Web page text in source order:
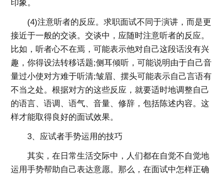
印象。
(4)注意听者的反应。求职面试不同于演讲，而是更
接近于一般的交谈。交谈中，应随时注意听者的反应。
比如，听者心不在焉，可能表示他对自己这段话没有兴
趣，你得设法转移话题;侧耳倾听，可能说明由于自己音
量过小使对方难于听清;皱眉、摆头可能表示自己言语有
不当之处。根据对方的这些反应，就要适时地调整自己
的语言、语调、语气、音量、修辞，包括陈述内容。这
样才能取得良好的面试效果。
3、应试者手势运用的技巧
其实，在日常生活交际中，人们都在自觉不自觉地
运用手势帮助自己表达意愿。那么，在面试中怎样正确